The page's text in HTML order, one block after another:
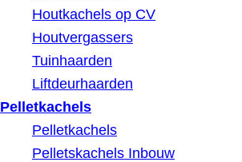
Houtkachels op CV
Houtvergassers
Tuinhaarden
Liftdeurhaarden
Pelletkachels
Pelletkachels
Pelletskachels Inbouw